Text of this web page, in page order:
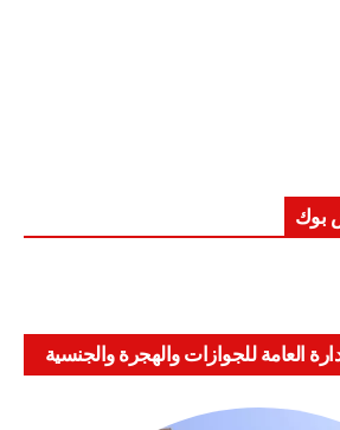
العامة للجوازات والهجرة والجنسية